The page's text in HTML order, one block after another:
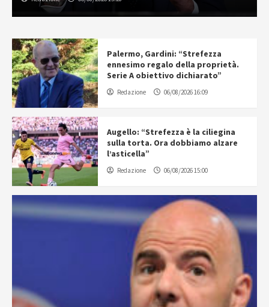
Palermo, Gardini: “Strefezza
ennesimo regalo della proprietà.
Serie A obiettivo dichiarato”
Redazione 06/08/2026 16:09
Augello: “Strefezza è la ciliegina
sulla torta. Ora dobbiamo alzare
l’asticella”
Redazione 06/08/2026 15:00